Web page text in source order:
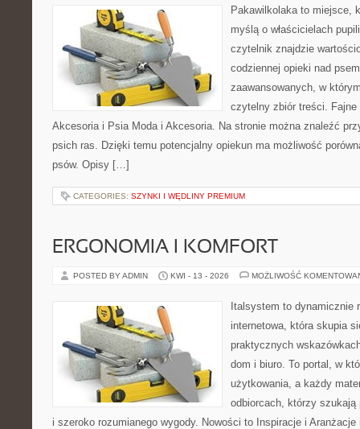
Pakawilkolaka to miejsce,
myślą o właścicielach
czytelnik znajdzie
codziennej opieki nad
zaawansowanych, w
czytelny zbiór treści.
Akcesoria i Psia Moda i Akcesoria. Na stronie można znaleźć
psich ras. Dzięki temu potencjalny opiekun ma możliwość
psów. Opisy […]
CATEGORIES: SZYNKI I WĘDLINY PREMIUM
ERGONOMIA I KOMFORT
POSTED BY ADMIN KWI - 13 - 2026 MOŻLIWOŚĆ
Italsystem to dynamicznie
internetowa, która skupia
praktycznych
dom i biuro. To portal, w
użytkowania, a każdy
odbiorcach, którzy szukają
i szeroko rozumianego wygody. Nowości to Inspiracje i